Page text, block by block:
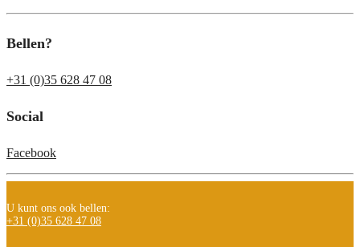
Bellen?
+31 (0)35 628 47 08
Social
Facebook
U kunt ons ook bellen:
+31 (0)35 628 47 08